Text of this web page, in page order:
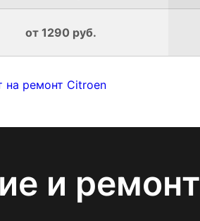
от 1290 руб.
на ремонт Citroen
и ремонт